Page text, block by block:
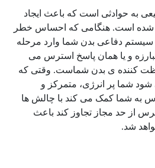
به حوادثی است که باعث ایجاد
شده است. هنگامی که احساس خطر
سیستم دفاعی بدن شما وارد مرحله
مبارزه و یا همان پاسخ استرس می
کننده ی بدن شماست. وقتی که
شما پر انرژی، متمرکز و
به شما کمک می کند با چالش ها
از حد مجاز تجاوز کند باعث
شد.